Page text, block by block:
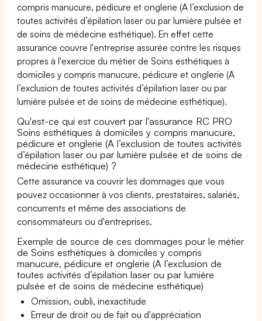
compris manucure, pédicure et onglerie (A l’exclusion de
toutes activités d’épilation laser ou par lumière pulsée et
de soins de médecine esthétique). En effet cette
assurance couvre l'entreprise assurée contre les risques
propres à l'exercice du métier de Soins esthétiques à
domiciles y compris manucure, pédicure et onglerie (A
l’exclusion de toutes activités d’épilation laser ou par
lumière pulsée et de soins de médecine esthétique).
Qu'est-ce qui est couvert par l'assurance RC PRO
Soins esthétiques à domiciles y compris manucure,
pédicure et onglerie (A l’exclusion de toutes activités
d’épilation laser ou par lumière pulsée et de soins de
médecine esthétique) ?
Cette assurance va couvrir les dommages que vous
pouvez occasionner à vos clients, prestataires, salariés,
concurrents et même des associations de
consommateurs ou d'entreprises.
Exemple de source de ces dommages pour le métier
de Soins esthétiques à domiciles y compris
manucure, pédicure et onglerie (A l’exclusion de
toutes activités d’épilation laser ou par lumière
pulsée et de soins de médecine esthétique)
Omission, oubli, inexactitude
Erreur de droit ou de fait ou d'appréciation